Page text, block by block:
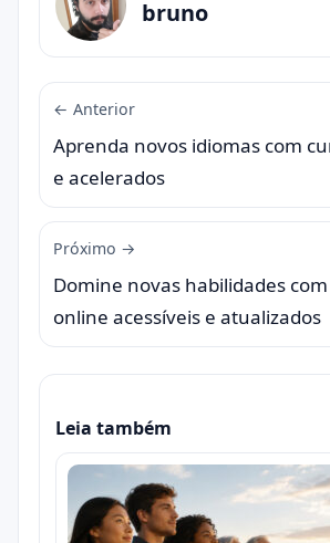
bruno
← Anterior
Aprenda novos idiomas com
e acelerados
Próximo →
Domine novas habilidades
online acessíveis e atualizados
Leia também